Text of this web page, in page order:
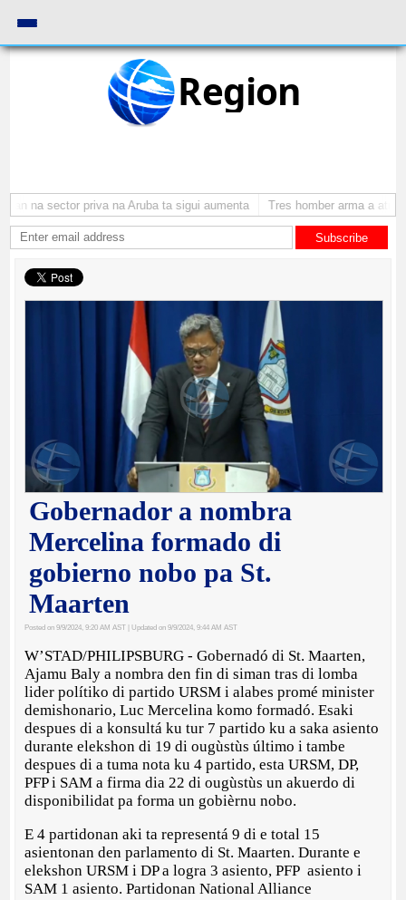
Region
na sector priva na Aruba ta sigui aumenta Tres homber arma a
Subscribe
Gobernador a nombra
Mercelina formado di
gobierno nobo pa St.
Maarten
Posted on 9/9/2024, 9:20 AM AST | Updated on 9/9/2024, 9:44 AM AST
W’STAD/PHILIPSBURG - Gobernadó di St. Maarten,
Ajamu Baly a nombra den fin di siman tras di lomba
lider polítiko di partido URSM i alabes promé minister
demishonario, Luc Mercelina komo formadó. Esaki
despues di a konsultá ku tur 7 partido ku a saka asiento
durante elekshon di 19 di ougùstùs último i tambe
despues di a tuma nota ku 4 partido, esta URSM, DP,
PFP i SAM a firma dia 22 di ougùstùs un akuerdo di
disponibilidat pa forma un gobièrnu nobo.
E 4 partidonan aki ta representá 9 di e total 15
asientonan den parlamento di St. Maarten. Durante e
elekshon URSM i DP a logra 3 asiento, PFP asiento i
SAM 1 asiento. Partidonan National Alliance